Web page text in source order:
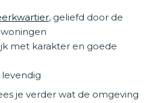
, geliefd door de
met karakter en goede
levendig
je verder wat de omgeving